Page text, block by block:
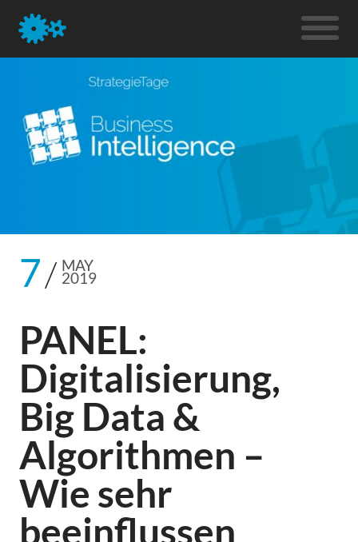
7 MAY
2019
PANEL:
Digitalisierung,
Big Data &
Algorithmen –
Wie sehr
beeinflussen